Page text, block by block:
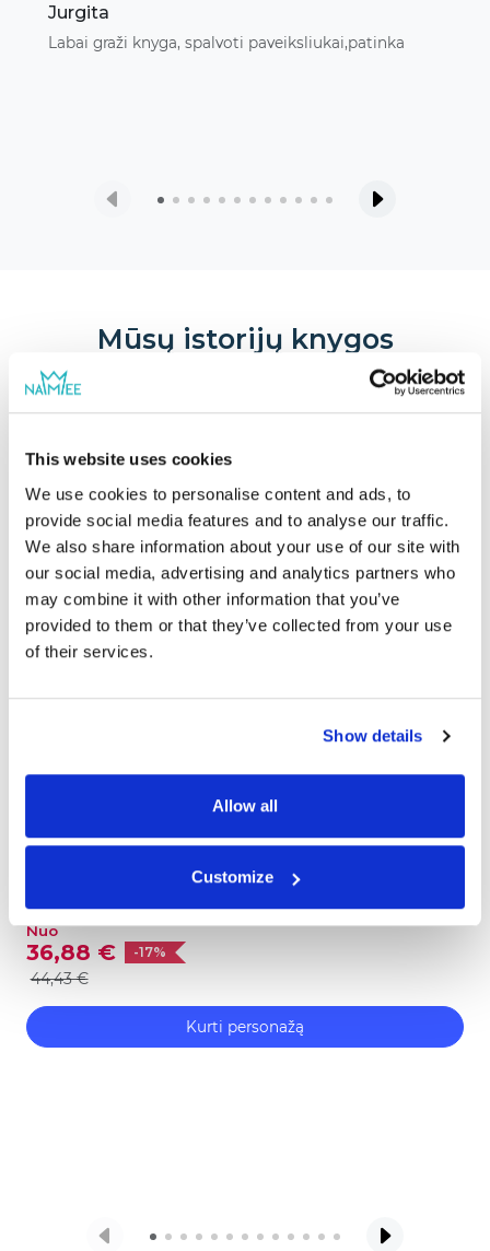
This website uses cookies
We use cookies to personalise content and ads, to
provide social media features and to analyse our traffic.
We also share information about your use of our site with
our social media, advertising and analytics partners who
may combine it with other information that you’ve
provided to them or that they’ve collected from your use
of their services.
Show details
Allow all
Customize
Jurgita
Labai graži knyga, spalvoti paveiksliukai,patinka
Mūsų istorijų knygos
personalizuota šeimos žaidimų knyga! Tavęs
laukia 10 spalvingų ir linksmų žaidimų,
iliustruotas asmeninis šeimos viršelis ir geras
daugiau
Atsiliepimai (27)
Nuo
36,88 € -17%
44,43 €
Kurti personažą